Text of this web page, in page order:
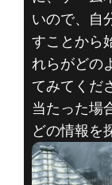
いので、自
すことから
れらがどの
てみてくだ
当たった場
どの情報を